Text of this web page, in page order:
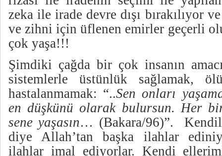
zeka ile irade devre dışı bırakılıyor
ve zihni için üflenen emirler geçerli
çok yaşa!!!
Şimdiki çağda bir çok insanın
sistemlerle üstünlük sağlamak,
hastalanmamak: “..Sen onları
en düşkünü olarak bulursun. Her
sene yaşasın… (Bakara/96)”.
diye Allah’tan başka ilahlar
ilahlar imal ediyorlar. Kendi